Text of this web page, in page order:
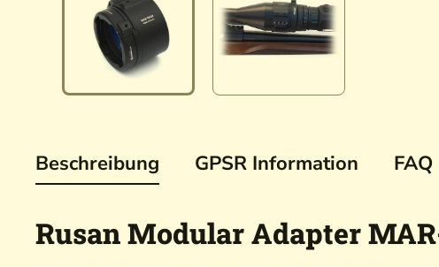
Beschreibung GPSR Information FAQ
Rusan Modular Adapter